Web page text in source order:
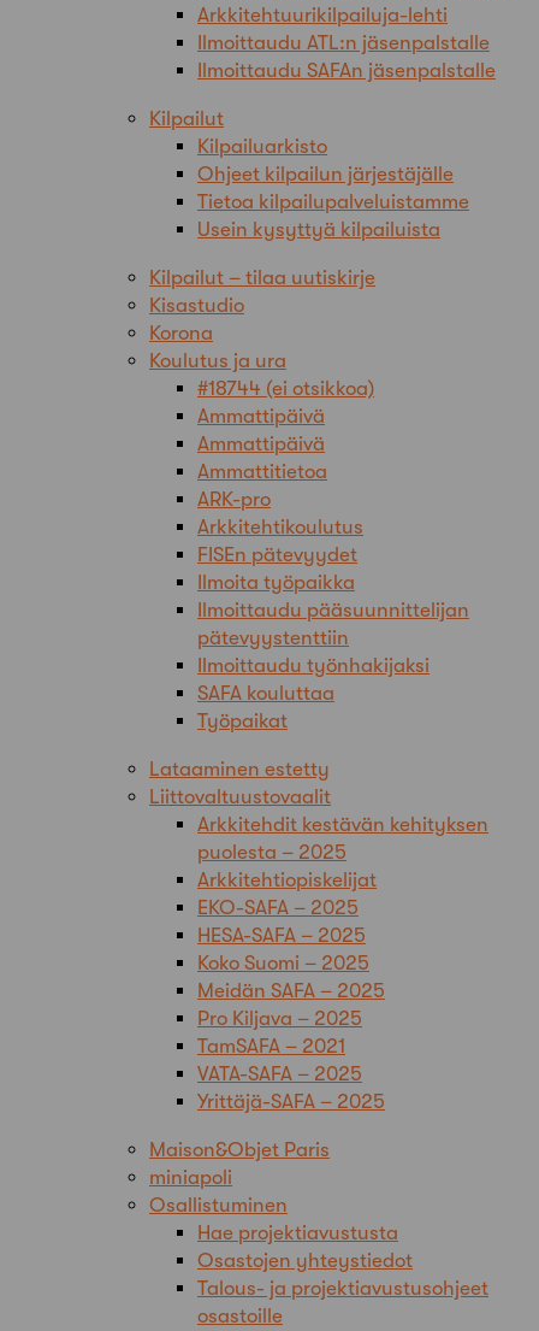
Arkkitehtuurikilpailuja-lehti
Ilmoittaudu ATL:n jäsenpalstalle
Ilmoittaudu SAFAn jäsenpalstalle
Kilpailut
Kilpailuarkisto
Ohjeet kilpailun järjestäjälle
Tietoa kilpailupalveluistamme
Usein kysyttyä kilpailuista
Kilpailut – tilaa uutiskirje
Kisastudio
Korona
Koulutus ja ura
#18744 (ei otsikkoa)
Ammattipäivä
Ammattipäivä
Ammattitietoa
ARK-pro
Arkkitehtikoulutus
FISEn pätevyydet
Ilmoita työpaikka
Ilmoittaudu pääsuunnittelijan
pätevyystenttiin
Ilmoittaudu työnhakijaksi
SAFA kouluttaa
Työpaikat
Lataaminen estetty
Liittovaltuustovaalit
Arkkitehdit kestävän kehityksen
puolesta – 2025
Arkkitehtiopiskelijat
EKO-SAFA – 2025
HESA-SAFA – 2025
Koko Suomi – 2025
Meidän SAFA – 2025
Pro Kiljava – 2025
TamSAFA – 2021
VATA-SAFA – 2025
Yrittäjä-SAFA – 2025
Maison&Objet Paris
miniapoli
Osallistuminen
Hae projektiavustusta
Osastojen yhteystiedot
Talous- ja projektiavustusohjeet
osastoille